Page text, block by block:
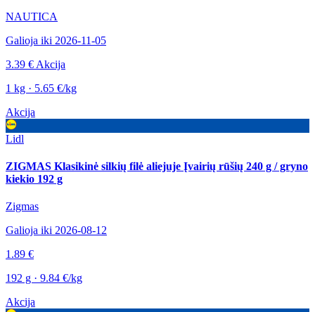
NAUTICA
Galioja iki 2026-11-05
3.39 € Akcija
1 kg · 5.65 €/kg
Akcija
Lidl
ZIGMAS Klasikinė silkių filė aliejuje Įvairių rūšių 240 g / gryno
kiekio 192 g
Zigmas
Galioja iki 2026-08-12
1.89 €
192 g · 9.84 €/kg
Akcija